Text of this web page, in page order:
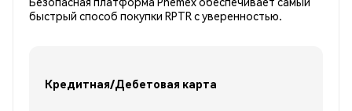
быстрый способ покупки RPTR с уверенностью.
Кредитная/Дебетовая карта